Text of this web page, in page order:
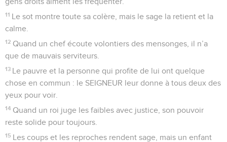
11 Le sot montre toute sa colère, mais le sage la retient et la
calme.
12 Quand un chef écoute volontiers des mensonges, il n’a
que de mauvais serviteurs.
13 Le pauvre et la personne qui profite de lui ont quelque
chose en commun : le SEIGNEUR leur donne à tous deux des
yeux pour voir.
14 Quand un roi juge les faibles avec justice, son pouvoir
reste solide pour toujours.
15 Les coups et les reproches rendent sage, mais un enfant